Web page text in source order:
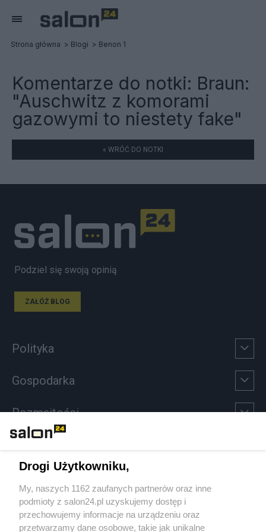
Strona główna Blogi Benon 1
Komentarze do notki: Braun:
"Auschwitz z komorami
gazowymi to niestety fake"
« WRÓĆ DO NOTKI
Podziel się swoją opinią
ZAŁÓŻ BLOG
Polityka
Gospodarka
Rozmaitości
Sport
Społeczeństwo
Drogi Użytkowniku,
My, naszych 1162 zaufanych partnerów oraz inne
podmioty z salon24.pl uzyskujemy dostęp i
przechowujemy informacje na urządzeniu oraz
przetwarzamy dane osobowe, takie jak unikalne